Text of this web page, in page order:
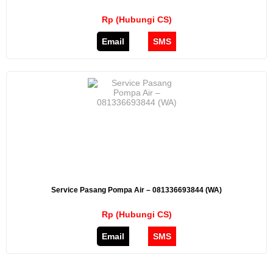
Rp (Hubungi CS)
Email SMS
Service Pasang Pompa Air – 081336693844 (WA)
Rp (Hubungi CS)
Email SMS